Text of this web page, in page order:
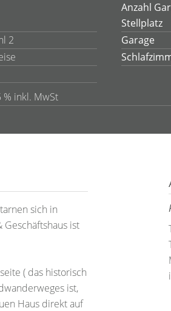
Anzahl
Stellplatz
2 Garage
% inkl. MwSt
sich in
ist
( das historisch
ist,
Haus direkt auf